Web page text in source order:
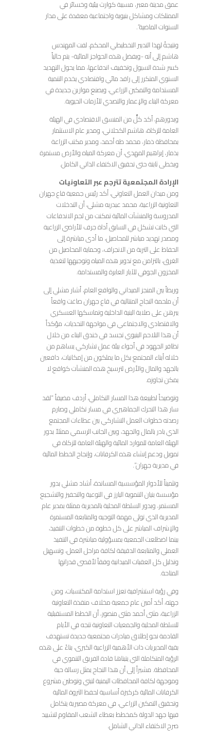
عمق مدينة معبر، مسببة كوارث بيئية وخسائر في
الممتلكات ومشاكل بنيوية واجتماعية معقدة على مدار
السنوات الماضية”.
ونتيجةً لهذا التدبير التخطيطي المحكم، لفت المهندس
هاشم إلى أنه -وبفضل هذه الحواجز المائية- يتم حالياً
كسر شدة السيول وتخفيف اندفاعها، مما يحول التهديد
السنوي المتكرر إلى رافد مائي واقتصادي يخدم التنمية
المستدامة والتمكين الزراعي، ويصنع موازين جديدة في
معركة البناء والإعمار والتصدي للأزمات الحيوية.
وبدورهم، أكد كلٌّ من المنسق الاقتصادي في الهيئة
العامة للزكاة، هاشم الكحلاني، ومدير عام الاستثمار
بمحافظة ذمار، محمد طه أحمد، ومدير مكتب الزراعة
بذمار، إبراهيم المهدي، أن معركة المياه والأرض مستمرة
وبخطى ثابتة حتى تحقيق الاكتفاء الذاتي الكامل.
الإرادة المجتمعية تترجم عبر التعاونيات
ومن ميدان العمل التعاوني، أكد رئيس جمعية قاع جهران
التعاونية الزراعية، محمد عبدربه مشلي، أن التدخلات
المدروسة والمنشآت المائية تمكنت من لجم الاندفاعات
التي كانت تشكل في السابق أداة جرف للأراضي الزراعية
ومصدر تهديد مباشر للمحاصيل، ما أدى مباشرة إلى
الحفاظ على التربة من الانجراف، وحماية المحاصيل من
الغرق، بالتزامن مع تدوير هذه المياه وتوجيهها لتغذية
المخزون الجوفي للآبار العابرة والمستدامة.
وربطاً بين المنجز الميداني والواقع العام، أشار مشلي إلى
أن ملحمة النجاح المتتالية في قاع جهران صاغت واقعاً
يبرهن على صلابة البنية الداخلية وتماسكها العسكري
والاقتصادي والاجتماعي في مواجهة التحديات، مؤكداً
أن هذا التلاحم البنيوي تجسد في خندق البناء من خلال
تظافر الجهود في أجواء بيئة عمل تشاركي يساهم من
خلاله أبناء المجتمع بكل ما يملكون من إمكانيات، دافعين
بالجهد والمال والأرض لترسيخ هذه المنشآت كواقع لا
يمكن تجاوزه.
وتوضيحاً لطبيعة هذا المسار التكاملي، أردف مضيفاً “لقد
سار هذا التحرك الجماهيري في مسار تكاملي وصارم
رصدته خطوات العمل التشاركي بين عطاءات المجتمع
الذي بادر بالمال والجهد، وبين الجانب الرسمي ممثلاً بدور
الهيئة العامة للموارد المائية والهيئة العامة للزكاة في
تمويل ودعم إنشاء هذه الكرفانات، وإنجاح الخطط المائية
في مديرية جهران”.
وتثميناً للأدوار المؤسسية المساندة، أشاد مشلي بدور
مؤسسة بنيان التنموية البارز في التوعية والتحفيز والتشجيع
المستمر، وبدور السلطة المحلية بالمديرية ممثلة بمدير عام
المديرية الذي تولى مهمة التوجيه والمتابعة المستمرة
والإشراف المباشر على كل خطوة من خطوات التنفيذ،
بينما اضطلعت الجمعية بمسؤولية مباشرة في التنفيذ
العملي والمتابعة الدقيقة لكافة مراحل العمل، وتسهيل
وتذليل كل العقبات الميدانية وفقاً لأقصى قدراتها
المتاحة.
وفي رؤية استشرافية تعزز استدامة المكتسبات، ومن
جهته، أكد أمين عام جمعية مخلاف منقذة التعاونية
الزراعية، مثنى أحمد مثنى منصور، أن الخطط المستقبلية
للسلطة المحلية والجمعيات التعاونية تتجه في الأيام
القادمة نحو إطلاق مبادرات مجتمعية جديدة تستهدف
بقية المديريات ذات الأهمية الزراعية الكبرى، بناءً على هذه
الرؤية المتكاملة التي يتبناها قادة الفريق التنموي في
المحافظة. مشيراً إلى أن هذا النجاح يمثل رسالة حية
وموجهة لكافة المحافظات اليمنية لتبني وتوطين مشروع
الكرفانات المائية كركيزة أساسية لحفظ الثروة المائية
وتحقيق التمكين الزراعي، في معركة مصيرية يتكامل
فيها جهد الدولة كمخطط بعطاء الشعب المقاوم لتشييد
صرح الاكتفاء الذاتي الشامل.